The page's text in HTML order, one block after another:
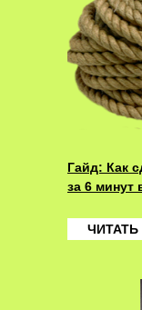
Гайд: Как
за 6 минут
ЧИТАТЬ